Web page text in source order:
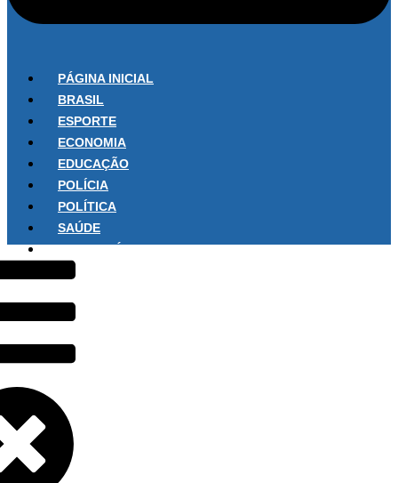
PÁGINA INICIAL
BRASIL
ESPORTE
ECONOMIA
EDUCAÇÃO
POLÍCIA
POLÍTICA
SAÚDE
SOBRE NÓS